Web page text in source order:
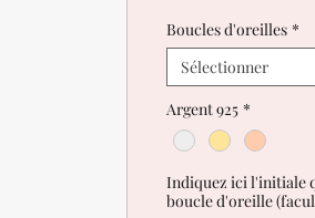
Boucles d'oreilles *
Sélectionner
Argent 925 *
Indiquez ici l'initiale
boucle d'oreille